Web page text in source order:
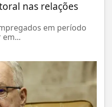
nas relações
em período